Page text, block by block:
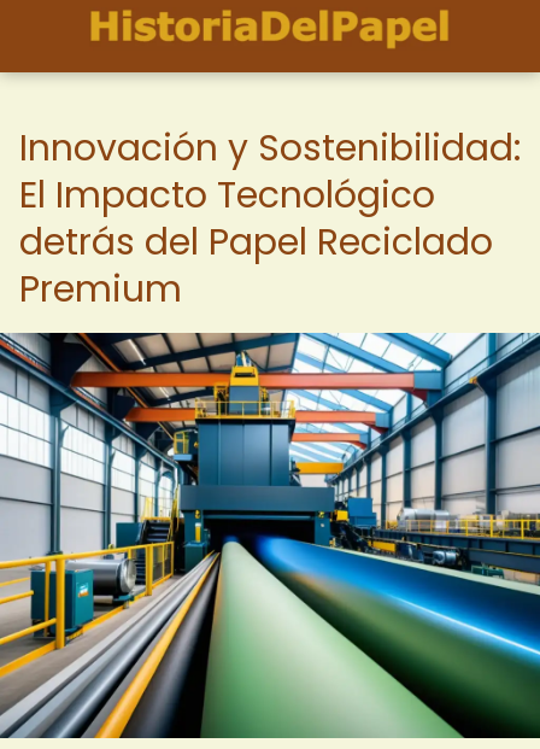
Innovación y Sostenibilidad:
El Impacto Tecnológico
detrás del Papel Reciclado
Premium